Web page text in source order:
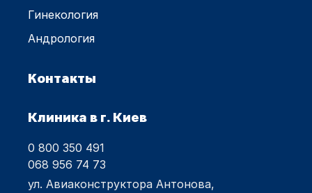
Гинекология
Андрология
Контакты
Клиника в г. Киев
0 800 350 491
068 956 74 73
ул. Авиаконструктора Антонова,